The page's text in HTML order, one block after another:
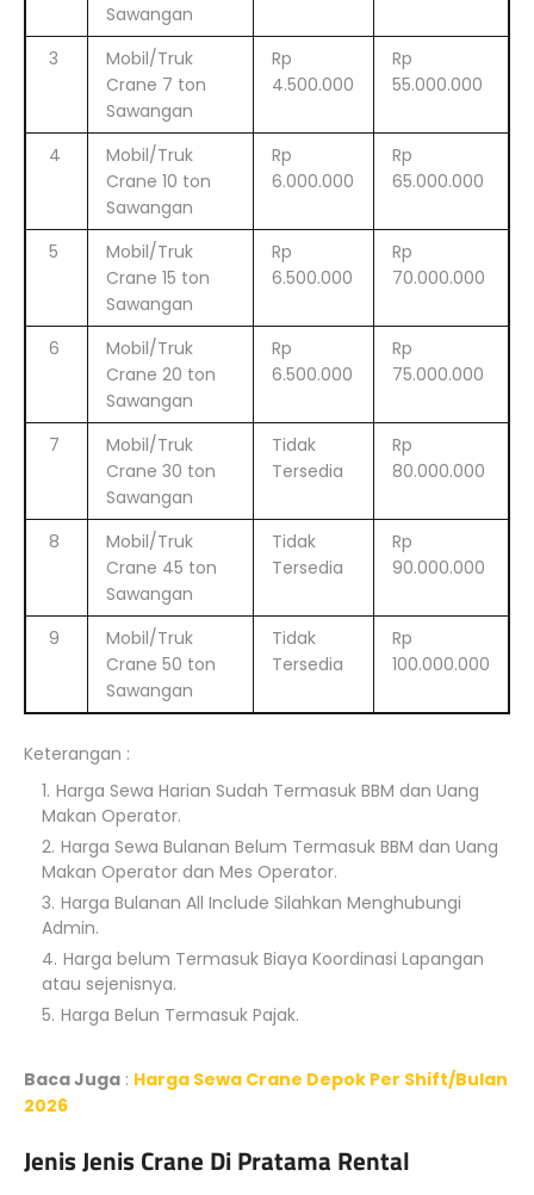
Sawangan
3
Mobil/Truk
Crane 7 ton
Sawangan
Rp
4.500.000
Rp
55.000.000
4
Mobil/Truk
Crane 10 ton
Sawangan
Rp
6.000.000
Rp
65.000.000
5
Mobil/Truk
Crane 15 ton
Sawangan
Rp
6.500.000
Rp
70.000.000
6
Mobil/Truk
Crane 20 ton
Sawangan
Rp
6.500.000
Rp
75.000.000
7
Mobil/Truk
Crane 30 ton
Sawangan
Tidak
Tersedia
Rp
80.000.000
8
Mobil/Truk
Crane 45 ton
Sawangan
Tidak
Tersedia
Rp
90.000.000
9
Mobil/Truk
Crane 50 ton
Sawangan
Tidak
Tersedia
Rp
100.000.000
Keterangan :
Harga Sewa Harian Sudah Termasuk BBM dan Uang
Makan Operator.
Harga Sewa Bulanan Belum Termasuk BBM dan Uang
Makan Operator dan Mes Operator.
Harga Bulanan All Include Silahkan Menghubungi
Admin.
Harga belum Termasuk Biaya Koordinasi Lapangan
atau sejenisnya.
Harga Belun Termasuk Pajak.
Baca Juga : Harga Sewa Crane Depok Per Shift/Bulan
2026
Jenis Jenis Crane Di Pratama Rental